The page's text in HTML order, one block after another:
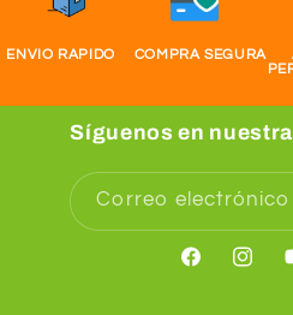
ENVIO RAPIDO COMPRA SEGURA
Síguenos en
Correo electrónico
Facebook